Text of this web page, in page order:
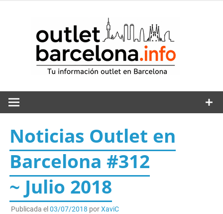
Noticias Outlet en
Barcelona #312
~ Julio 2018
Publicada el 03/07/2018 porXaviC